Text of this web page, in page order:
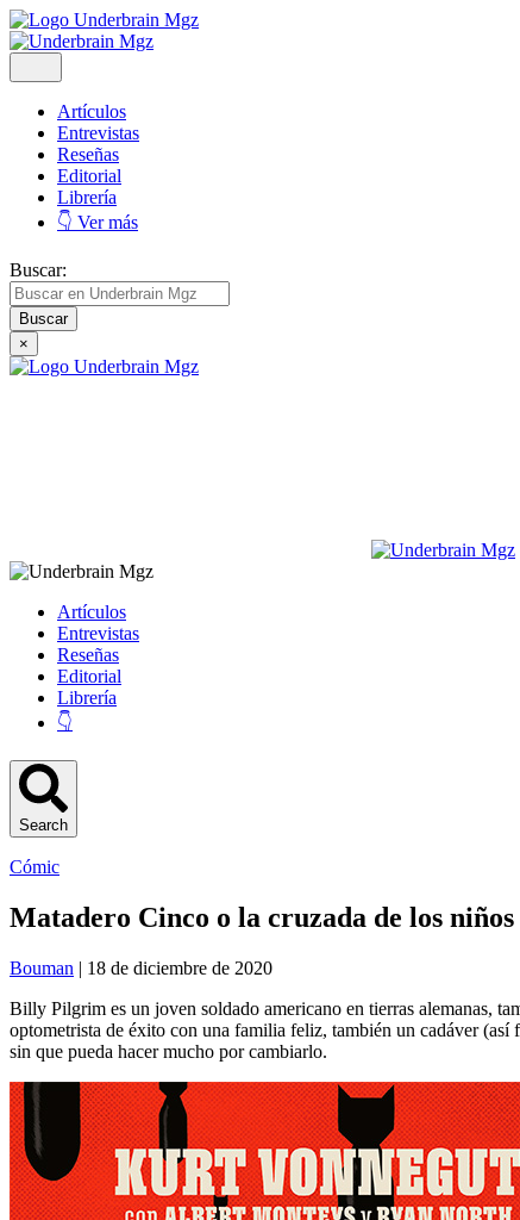
Artículos
Entrevistas
Reseñas
Editorial
Librería
👇 Ver más
Buscar:
×
Artículos
Entrevistas
Reseñas
Editorial
Librería
👇
Search
Cómic
Matadero Cinco o la cruzada de los niños
Bouman | 18 de diciembre de 2020
Billy Pilgrim es un joven soldado americano en tierras alemanas,
optometrista de éxito con una familia feliz, también un cadáver
sin que pueda hacer mucho por cambiarlo.